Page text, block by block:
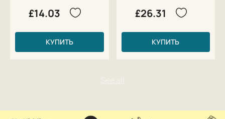
£14.03
КУПИТЬ
£26.31
КУПИТЬ